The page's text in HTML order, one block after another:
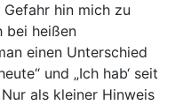
hin mich zu
bei heißen
einen Unterschied
und „Ich hab‘ seit
als kleiner Hinweis